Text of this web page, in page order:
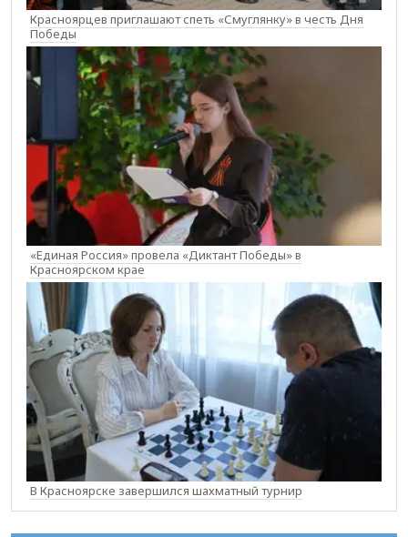
Красноярцев приглашают спеть «Смуглянку» в честь Дня
Победы
«Единая Россия» провела «Диктант Победы» в
Красноярском крае
В Красноярске завершился шахматный турнир